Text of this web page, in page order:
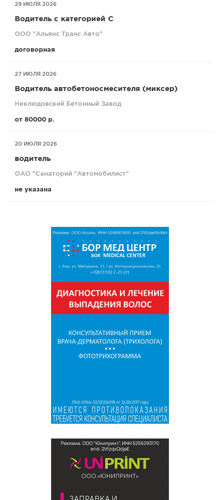
29 ИЮЛЯ 2026
Водитель с категорией С
ООО "Альянс Транс Авто"
договорная
27 ИЮЛЯ 2026
Водитель автобетоносмесителя (миксер)
Неклюдовский Бетонный Завод
от 80000 р.
20 ИЮЛЯ 2026
водитель
ОАО "Санаторий "Автомобилист"
не указана